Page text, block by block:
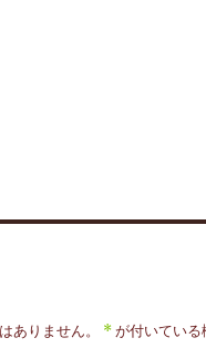
ありません。 *が付いている